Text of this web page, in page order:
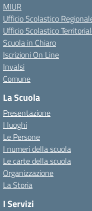
MIUR
Ufficio Scolastico
Ufficio Scolastico
Scuola in Chiaro
Iscrizioni On Line
Invalsi
Comune
La Scuola
Presentazione
I luoghi
Le Persone
I numeri della scuola
Le carte della scuola
Organizzazione
La Storia
I Servizi